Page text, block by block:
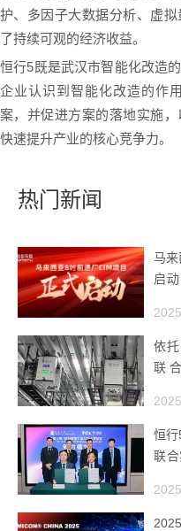
护、多因子大数据分析、虚
了持续可观的经济收益。
恒行5既是武汉市智能化改造
企业认识到智能化改造的作
案，并促进方案的落地实施
快速提升产业的核心竞争力。
热门新闻
马来
启
依
联
恒行
联合